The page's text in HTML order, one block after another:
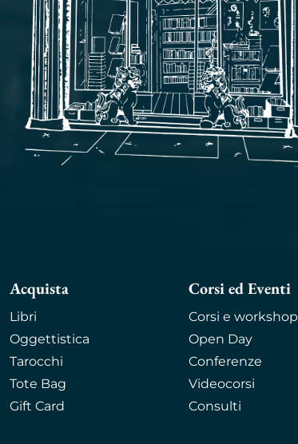
Acquista
Libri
Oggettistica
Tarocchi
Tote Bag
Gift Card
Corsi ed Eventi
Corsi e workshop
Open Day
Conferenze
Videocorsi
Consulti